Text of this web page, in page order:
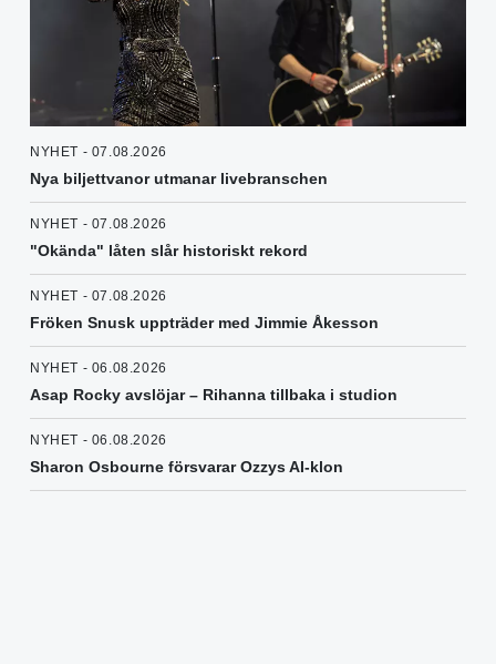
NYHET - 07.08.2026
Nya biljettvanor utmanar livebranschen
NYHET - 07.08.2026
"Okända" låten slår historiskt rekord
NYHET - 07.08.2026
Fröken Snusk uppträder med Jimmie Åkesson
NYHET - 06.08.2026
Asap Rocky avslöjar – Rihanna tillbaka i studion
NYHET - 06.08.2026
Sharon Osbourne försvarar Ozzys AI-klon